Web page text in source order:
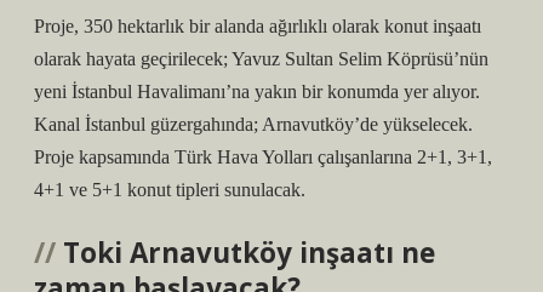
Proje, 350 hektarlık bir alanda ağırlıklı olarak konut inşaatı
olarak hayata geçirilecek; Yavuz Sultan Selim Köprüsü’nün
yeni İstanbul Havalimanı’na yakın bir konumda yer alıyor.
Kanal İstanbul güzergahında; Arnavutköy’de yükselecek.
Proje kapsamında Türk Hava Yolları çalışanlarına 2+1, 3+1,
4+1 ve 5+1 konut tipleri sunulacak.
Toki Arnavutköy inşaatı ne